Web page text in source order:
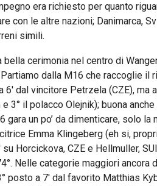
era richiesto per quanto
con le altre nazioni; Danimarca,
simili.
cerimonia nel centro di
dalla M16 che raccoglie il
6′ dal vincitore Petrzela (CZE),
3° il polacco Olejnik); buona
gara un po’ da dimenticare, solo
Emma Klingeberg (eh si,
Horcickova, CZE e Hellmuller,
Nelle categorie maggiori
posto a 7′ dal favorito Matthias